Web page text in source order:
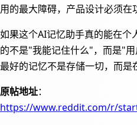
用的最大障碍，产品设计必须在
如果这个AI记忆助手真的能在
的不是"我能记住什么"，而是"用
最好的记忆不是存储一切，而是
原帖地址：
https://www.reddit.com/r/